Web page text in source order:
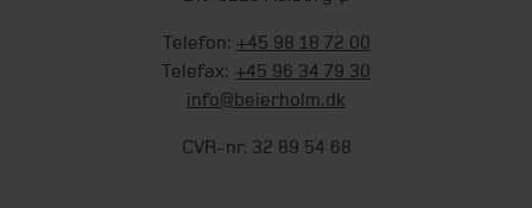
Telefon: +45 98 18 72 00
Telefax: +45 96 34 79 30
info@beierholm.dk
CVR-nr. 32 89 54 68